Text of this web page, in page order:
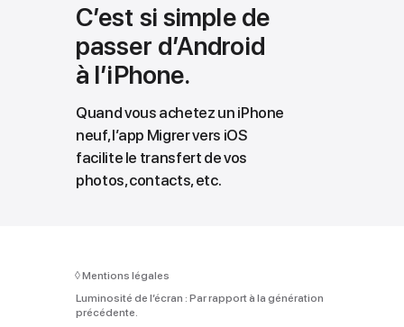
C’est si simple de
passer d’Android
à l’iPhone.
Quand vous achetez un iPhone
neuf, l’app Migrer vers iOS
facilite le transfert de vos
photos, contacts, etc.
◊Mentions légales
Luminosité de l’écran : Par rapport à la génération
précédente.